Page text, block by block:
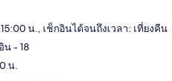
น., เช็กอินได้จนถึงเวลา: เที่ยงคืน
น - 18
น.